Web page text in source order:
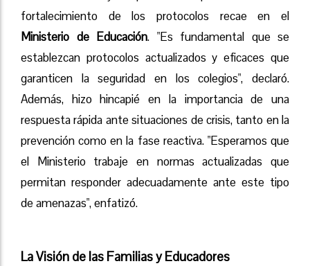
fortalecimiento de los protocolos recae en el
Ministerio de Educación. "Es fundamental que se
establezcan protocolos actualizados y eficaces que
garanticen la seguridad en los colegios", declaró.
Además, hizo hincapié en la importancia de una
respuesta rápida ante situaciones de crisis, tanto en la
prevención como en la fase reactiva. "Esperamos que
el Ministerio trabaje en normas actualizadas que
permitan responder adecuadamente ante este tipo
de amenazas", enfatizó.
La Visión de las Familias y Educadores